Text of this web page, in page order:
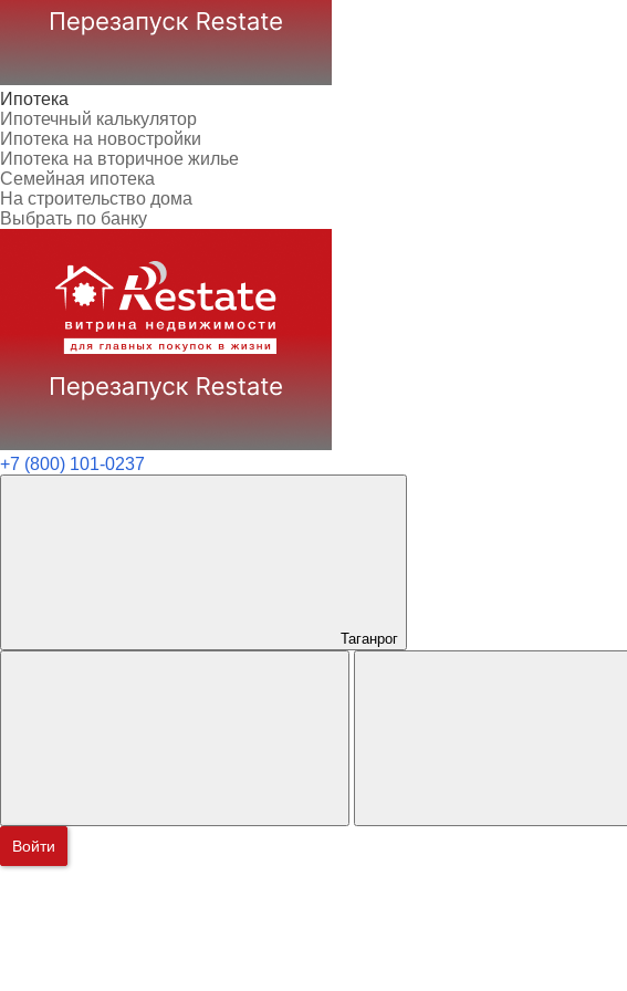
Ипотека
Ипотечный калькулятор
Ипотека на новостройки
Ипотека на вторичное жилье
Семейная ипотека
На строительство дома
Выбрать по банку
+7 (800) 101-0237
Таганрог
Войти